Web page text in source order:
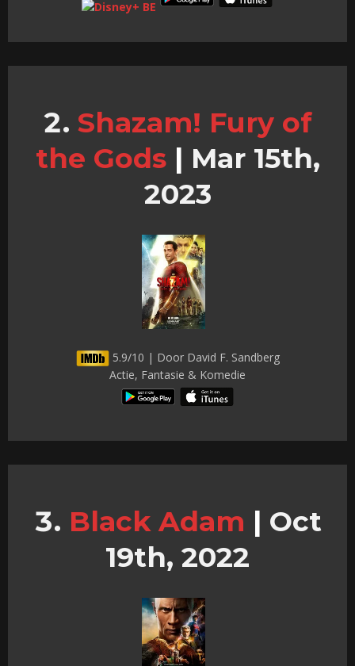
Shazam! Fury of
the Gods | Mar 15th,
2023
5.9/10 | Door David F. Sandberg
Actie, Fantasie & Komedie
Black Adam | Oct
19th, 2022